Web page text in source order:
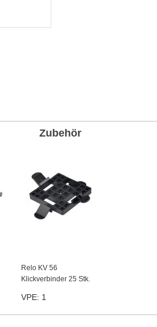
Zubehör
Relo KV 56
Klickverbinder 25 Stk.
VPE: 1